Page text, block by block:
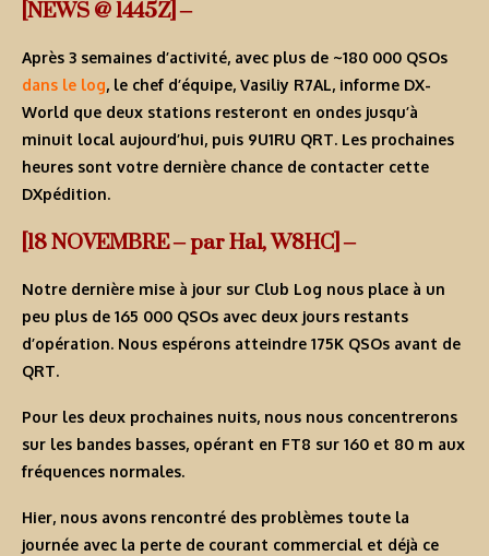
Après 3 semaines d’activité, avec plus de ~180 000 QSOs
dans le log, le chef d’équipe, Vasiliy R7AL, informe DX-
World que deux stations resteront en ondes jusqu’à
minuit local aujourd’hui, puis 9U1RU QRT. Les prochaines
heures sont votre dernière chance de contacter cette
DXpédition.
[18 NOVEMBRE – par Hal, W8HC] –
Notre dernière mise à jour sur Club Log nous place à un
peu plus de 165 000 QSOs avec deux jours restants
d’opération. Nous espérons atteindre 175K QSOs avant de
QRT.
Pour les deux prochaines nuits, nous nous concentrerons
sur les bandes basses, opérant en FT8 sur 160 et 80 m aux
fréquences normales.
Hier, nous avons rencontré des problèmes toute la
journée avec la perte de courant commercial et déjà ce